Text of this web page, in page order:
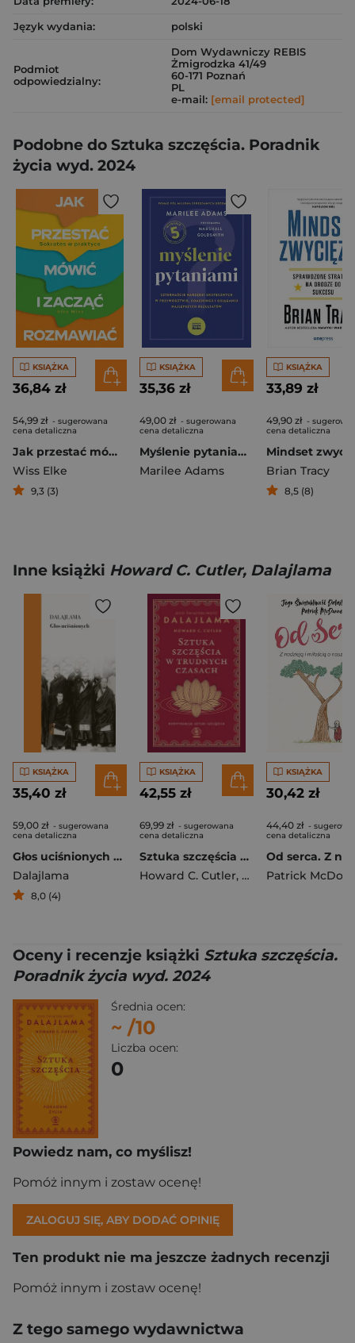
Język wydania:
polski
Podmiot
odpowiedzialny:
Dom Wydawniczy REBIS
Żmigrodzka 41/49
60-171 Poznań
PL
e-mail: [email protected]
Podobne do Sztuka szczęścia. Poradnik
życia wyd. 2024
KSIĄŻKA
36,84 zł
54,99 zł - sugerowana
cena detaliczna
Jak przestać mówić i zacząć rozmawiać. Sokrates w praktyce
Wiss Elke
9,3 (3)
KSIĄŻKA
35,36 zł
49,00 zł - sugerowana
cena detaliczna
Myślenie pytaniami wyd. 2026
Marilee Adams
KSIĄŻKA
33,89 zł
49,90 zł -
cena detaliczna
Brian Tracy
8,5 (8)
Inne książki Howard C. Cutler, Dalajlama
KSIĄŻKA
35,40 zł
59,00 zł - sugerowana
cena detaliczna
Głos uciśnionych Siedem dekad walki z Chinami o mój kraj i naród
Dalajlama
8,0 (4)
KSIĄŻKA
42,55 zł
69,99 zł - sugerowana
cena detaliczna
Sztuka szczęścia w trudnych czasach wyd. 2024
Howard C. Cutler, Dalajlama
KSIĄŻKA
30,42 zł
44,40 zł -
cena detaliczna
Oceny i recenzje książki Sztuka szczęścia.
Poradnik życia wyd. 2024
Średnia ocen:
~ /10
Liczba ocen:
0
Powiedz nam, co myślisz!
Pomóż innym i zostaw ocenę!
ZALOGUJ SIĘ, ABY DODAĆ OPINIĘ
Ten produkt nie ma jeszcze żadnych recenzji
Pomóż innym i zostaw ocenę!
Z tego samego wydawnictwa